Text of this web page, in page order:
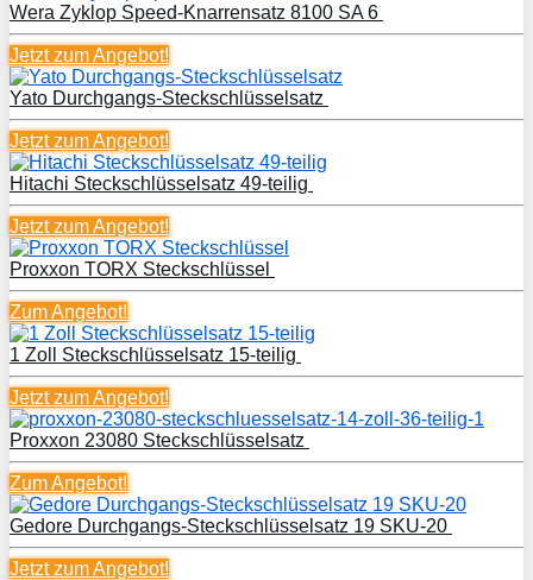
Wera Zyklop Speed-Knarrensatz 8100 SA 6
Jetzt zumAngebot!
Yato Durchgangs-Steckschlüsselsatz
Jetzt zumAngebot!
Hitachi Steckschlüsselsatz 49-teilig
Jetzt zumAngebot!
Proxxon TORX Steckschlüssel
Zum Angebot!
1 Zoll Steckschlüsselsatz 15-teilig
Jetzt zumAngebot!
Proxxon 23080 Steckschlüsselsatz
Zum Angebot!
Gedore Durchgangs-Steckschlüsselsatz 19 SKU-20
Jetzt zumAngebot!